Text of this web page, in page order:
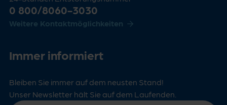
0 800/8060-3030
Weitere Kontaktmöglichkeiten
Immer informiert
Bleiben Sie immer auf dem neusten Stand!
Unser Newsletter hält Sie auf dem Laufenden.